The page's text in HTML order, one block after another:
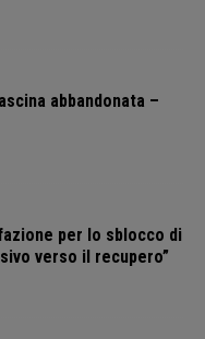
abbandonata –
per lo sblocco di
verso il recupero”